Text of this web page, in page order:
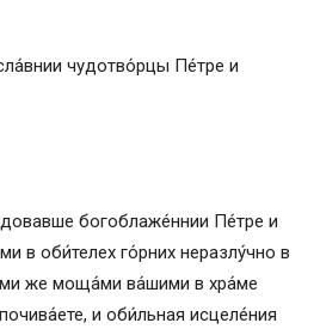
чудотво́рцы Пе́тре и
богоблаже́ннии Пе́тре и
в оби́телех го́рних неразлу́чно в
же моща́ми ва́шими в хра́ме
и оби́льная исцеле́ния